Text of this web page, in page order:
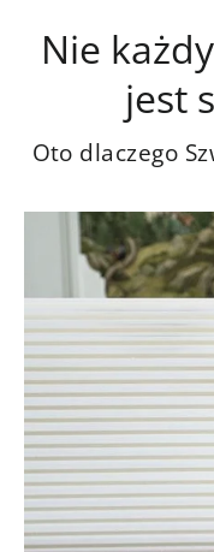
Nie
jest
Oto dlaczego